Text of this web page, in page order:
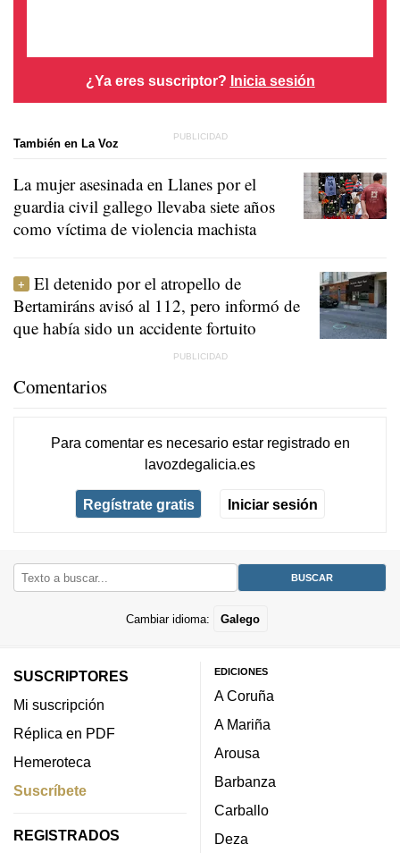
¿Ya eres suscriptor? Inicia sesión
También en La Voz
La mujer asesinada en Llanes por el
guardia civil gallego llevaba siete años
como víctima de violencia machista
El detenido por el atropello de
Bertamiráns avisó al 112, pero informó de
que había sido un accidente fortuito
Comentarios
Para comentar es necesario estar registradoen
lavozdegalicia.es
Regístrate gratis Iniciar sesión
Cambiar idioma: Galego
SUSCRIPTORES
Mi suscripción
Réplica en PDF
Hemeroteca
Suscríbete
REGISTRADOS
EDICIONES
A Coruña
A Mariña
Arousa
Barbanza
Carballo
Deza